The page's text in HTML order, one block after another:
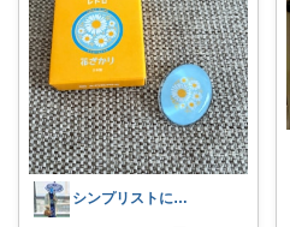
シンプリストになりたい着物女子